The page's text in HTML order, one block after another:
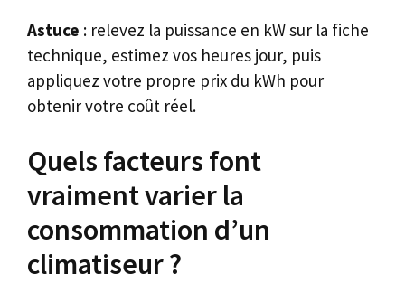
Astuce : relevez la puissance en kW sur la fiche
technique, estimez vos heures jour, puis
appliquez votre propre prix du kWh pour
obtenir votre coût réel.
Quels facteurs font
vraiment varier la
consommation d’un
climatiseur ?